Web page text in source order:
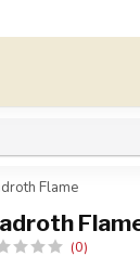
Flame
(0)